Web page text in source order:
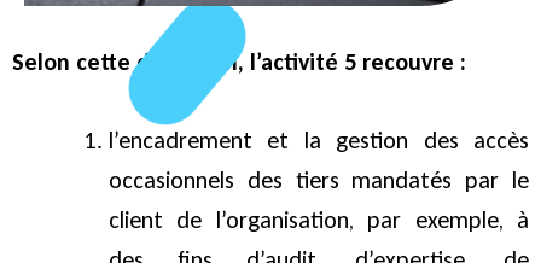
Selon cette définition, l’activité 5 recouvre :
l’encadrement et la gestion des accès
occasionnels des tiers mandatés par le
client de l’organisation, par exemple, à